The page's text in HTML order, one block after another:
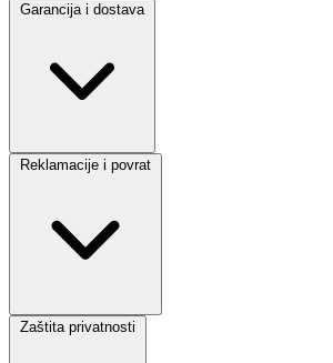
Garancija i dostava
Reklamacije i povrat
Zaštita privatnosti